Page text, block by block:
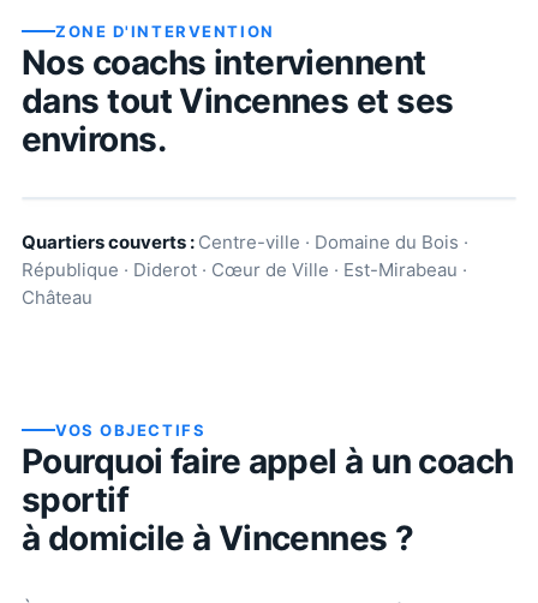
ZONE D'INTERVENTION
Nos coachs interviennent
dans toutVincennes et ses
environs.
Quartiers couverts : Centre-ville · Domaine du Bois ·
République · Diderot · Cœur de Ville · Est-Mirabeau ·
Château
VOS OBJECTIFS
Pourquoi faire appel à un coach
sportif
à domicile à Vincennes ?